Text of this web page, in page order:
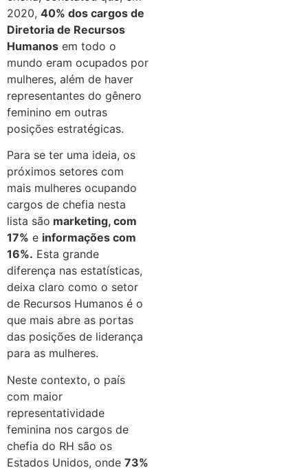
2020, 40% dos cargos de
Diretoria de Recursos
Humanos em todo o
mundo eram ocupados por
mulheres, além de haver
representantes do gênero
feminino em outras
posições estratégicas.
Para se ter uma ideia, os
próximos setores com
mais mulheres ocupando
cargos de chefia nesta
lista são marketing, com
17% e informações com
16%. Esta grande
diferença nas estatísticas,
deixa claro como o setor
de Recursos Humanos é o
que mais abre as portas
das posições de liderança
para as mulheres.
Neste contexto, o país
com maior
representatividade
feminina nos cargos de
chefia do RH são os
Estados Unidos, onde 73%